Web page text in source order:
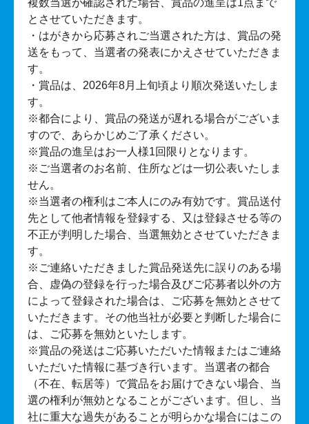
複数当選が確認された場合、賞品の進呈は1点まで
とさせていただきます。
・はがきから応募されご当選された方は、賞品の発
送をもって、当選者の発表にかえさせていただきま
す。
・賞品は、2026年8月上旬頃より順次発送いたしま
す。
※都合により、賞品の発送が遅れる場合がございま
すので、あらかじめご了承ください。
※賞品の進呈はお一人様1回限りとなります。
※ご当選者のお名前、住所などは一切公表いたしま
せん。
※当選者の権利はご本人にのみ有効です。賞品送付
先として他者情報を登録する、又は登録させる等の
不正が判明した場合、当選無効とさせていただきま
す。
※ご連絡いただきました賞品発送先に誤りのある場
合、虚偽の登録を行った場合及びご応募者以外の方
によって登録された場合は、ご応募を無効とさせて
いただきます。その他当社が必要と判断した場合に
は、ご応募を無効といたします。
※賞品の発送はご応募いただいた情報またはご連絡
いただいた情報に基づき行います。当選者の都合
（不在、転居等）で賞品をお届けできない場合、当
選の権利が無効となることがございます。但し、当
社に重大な過失があることが明らかな場合にはこの